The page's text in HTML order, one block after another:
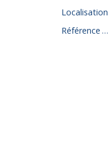
Localisation
Référence